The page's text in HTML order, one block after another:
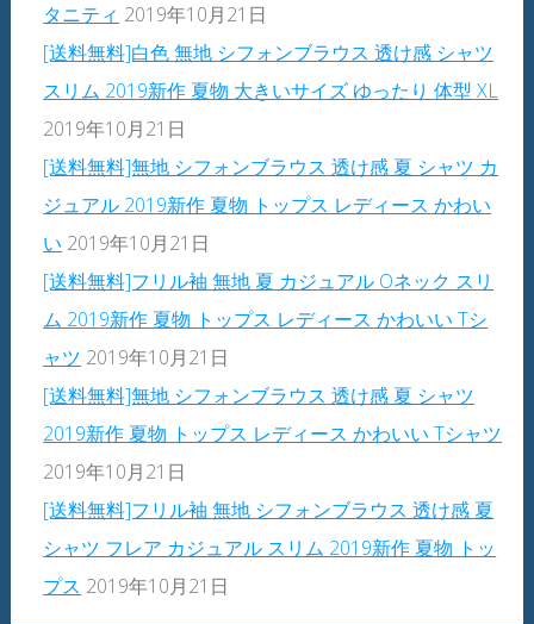
タニティ 2019年10月21日
[送料無料]白色 無地 シフォンブラウス 透け感 シャツ
スリム 2019新作 夏物 大きいサイズ ゆったり 体型 XL
2019年10月21日
[送料無料]無地 シフォンブラウス 透け感 夏 シャツ カ
ジュアル 2019新作 夏物 トップス レディース かわい
い 2019年10月21日
[送料無料]フリル袖 無地 夏 カジュアル Oネック スリ
ム 2019新作 夏物 トップス レディース かわいい Tシ
ャツ 2019年10月21日
[送料無料]無地 シフォンブラウス 透け感 夏 シャツ
2019新作 夏物 トップス レディース かわいい Tシャツ
2019年10月21日
[送料無料]フリル袖 無地 シフォンブラウス 透け感 夏
シャツ フレア カジュアル スリム 2019新作 夏物 トッ
プス 2019年10月21日